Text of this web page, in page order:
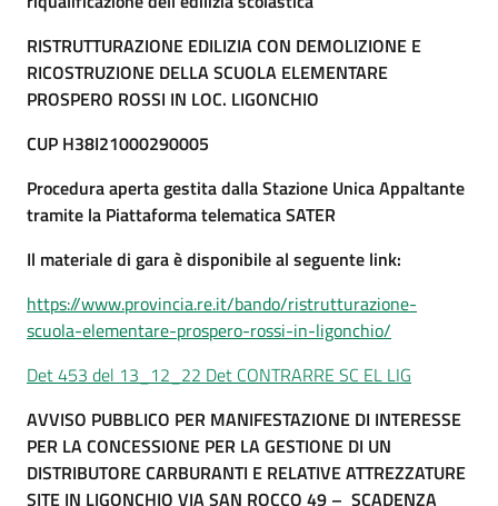
RISTRUTTURAZIONE EDILIZIA CON DEMOLIZIONE E
RICOSTRUZIONE DELLA SCUOLA ELEMENTARE
PROSPERO ROSSI IN LOC. LIGONCHIO
CUP H38I21000290005
Procedura aperta gestita dalla Stazione Unica Appaltante
tramite la Piattaforma telematica SATER
Il materiale di gara è disponibile al seguente link:
https://www.provincia.re.it/bando/ristrutturazione-
scuola-elementare-prospero-rossi-in-ligonchio/
Det 453 del 13_12_22 Det CONTRARRE SC EL LIG
AVVISO PUBBLICO PER MANIFESTAZIONE DI INTERESSE
PER LA CONCESSIONE PER LA GESTIONE DI UN
DISTRIBUTORE CARBURANTI E RELATIVE ATTREZZATURE
SITE IN LIGONCHIO VIA SAN ROCCO 49 – SCADENZA